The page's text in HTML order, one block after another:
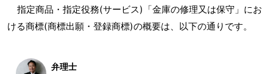
指定商品・指定役務(サービス)「金庫の修理又は保守」にお
ける商標(商標出願・登録商標)の概要は、以下の通りです。
弁理士